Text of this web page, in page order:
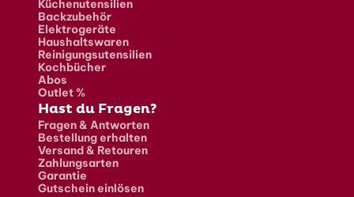
Küchenutensilien
Backzubehör
Elektrogeräte
Haushaltswaren
Reinigungsutensilien
Kochbücher
Abos
Outlet %
Hast du Fragen?
Fragen & Antworten
Bestellung erhalten
Versand & Retouren
Zahlungsarten
Garantie
Gutschein einlösen